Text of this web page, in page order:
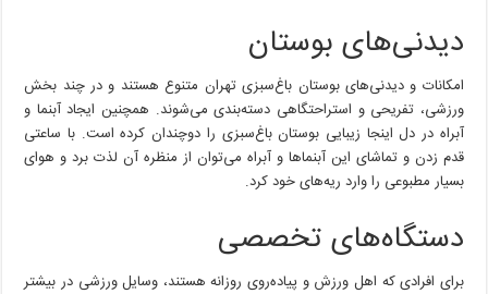
دیدنی‌های بوستان
امکانات و دیدنی‌های بوستان باغ‌سبزی تهران متنوع هستند و در چند بخش
ورزشی، تفریحی و استراحتگاهی دسته‌بندی می‌شوند. همچنین ایجاد آبنما و
آبراه در دل اینجا زیبایی بوستان باغ‌سبزی را دوچندان کرده‌ است. با ساعتی
قدم زدن و تماشای این آبنماها و آبراه می‌توان از منظره آن لذت برد و هوای
بسیار مطبوعی را وارد ریه‌های خود کرد.
دستگاه‌های تخصصی
برای افرادی که اهل ورزش و پیاده‌روی روزانه‌ هستند، وسایل ورزشی در بیشتر